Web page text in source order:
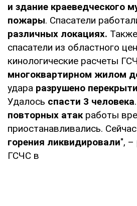
и здание краеведческого
пожары. Спасатели
различных локациях.
спасатели из областного
кинологические расчеты
многоквартирном жилом
удара разрушено
Удалось спасти 3 человека
повторных атак работы
приостанавливались. Сейчас
горения ликвидировали", –
ГСЧС в